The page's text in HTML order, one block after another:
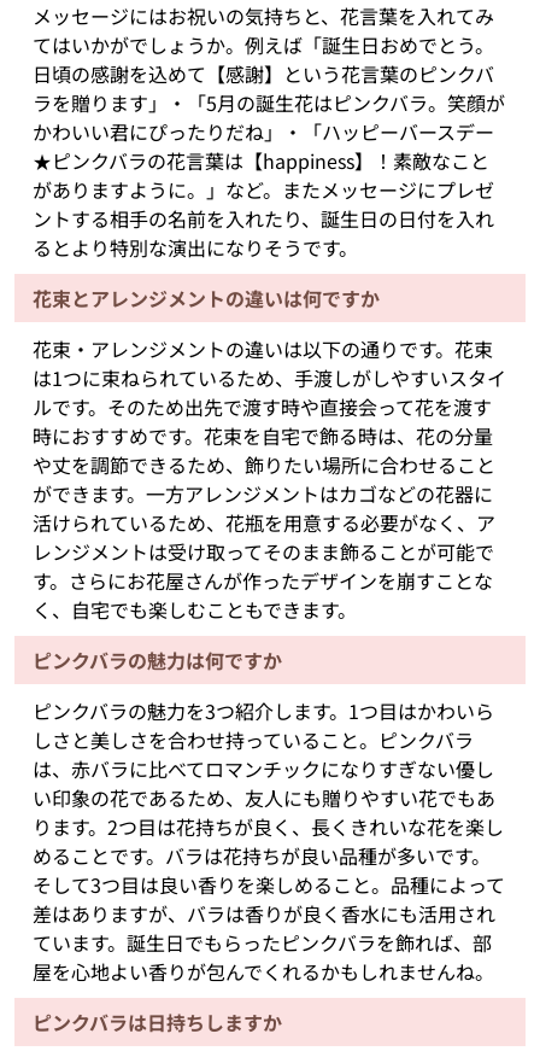
メッセージにはお祝いの気持ちと、花言葉を入れてみ
てはいかがでしょうか。例えば「誕生日おめでとう。
日頃の感謝を込めて【感謝】という花言葉のピンクバ
ラを贈ります」・「5月の誕生花はピンクバラ。笑顔が
かわいい君にぴったりだね」・「ハッピーバースデー
★ピンクバラの花言葉は【happiness】！素敵なこと
がありますように。」など。またメッセージにプレゼ
ントする相手の名前を入れたり、誕生日の日付を入れ
るとより特別な演出になりそうです。
花束とアレンジメントの違いは何ですか
花束・アレンジメントの違いは以下の通りです。花束
は1つに束ねられているため、手渡しがしやすいスタイ
ルです。そのため出先で渡す時や直接会って花を渡す
時におすすめです。花束を自宅で飾る時は、花の分量
や丈を調節できるため、飾りたい場所に合わせること
ができます。一方アレンジメントはカゴなどの花器に
活けられているため、花瓶を用意する必要がなく、ア
レンジメントは受け取ってそのまま飾ることが可能で
す。さらにお花屋さんが作ったデザインを崩すことな
く、自宅でも楽しむこともできます。
ピンクバラの魅力は何ですか
ピンクバラの魅力を3つ紹介します。1つ目はかわいら
しさと美しさを合わせ持っていること。ピンクバラ
は、赤バラに比べてロマンチックになりすぎない優し
い印象の花であるため、友人にも贈りやすい花でもあ
ります。2つ目は花持ちが良く、長くきれいな花を楽し
めることです。バラは花持ちが良い品種が多いです。
そして3つ目は良い香りを楽しめること。品種によって
差はありますが、バラは香りが良く香水にも活用され
ています。誕生日でもらったピンクバラを飾れば、部
屋を心地よい香りが包んでくれるかもしれませんね。
ピンクバラは日持ちしますか